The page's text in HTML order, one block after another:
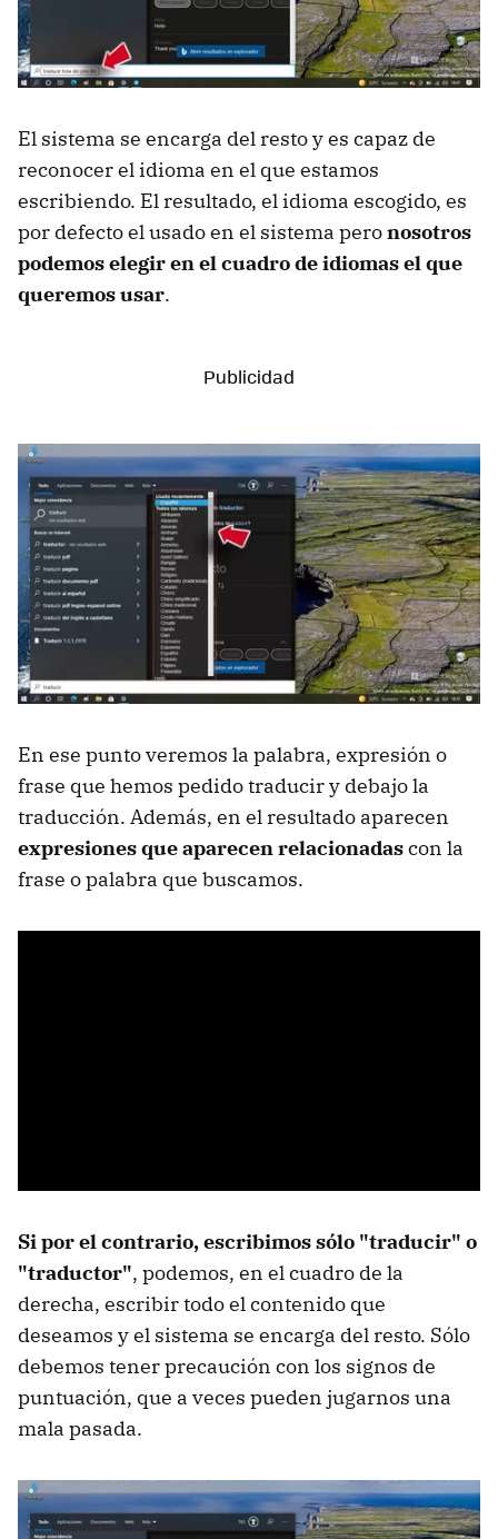
El sistema se encarga del resto y es capaz de
reconocer el idioma en el que estamos
escribiendo. El resultado, el idioma escogido, es
por defecto el usado en el sistema peronosotros
podemos elegir en el cuadro de idiomas el que
queremos usar.
En ese punto veremos la palabra, expresión o
frase que hemos pedido traducir y debajo la
traducción. Además, en el resultado aparecen
expresiones que aparecen relacionadascon la
frase o palabra que buscamos.
Si por el contrario, escribimos sólo "traducir" o
"traductor", podemos, en el cuadro de la
derecha, escribir todo el contenido que
deseamos y el sistema se encarga del resto. Sólo
debemos tener precaución con los signos de
puntuación, que a veces pueden jugarnos una
mala pasada.